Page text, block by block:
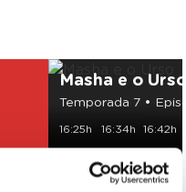
Masha e o Urso
Temporada 7 •
16:25h 16:34h 16:42h